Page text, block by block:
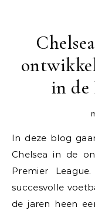
in de
In deze blog gaan we het hebben over de rol van
Chelsea in de
Premier
succesvolle
de jaren heen